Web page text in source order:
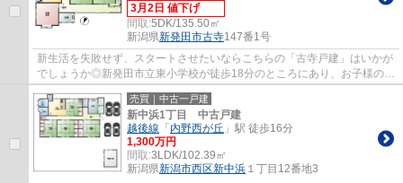
3月2日 値下げ
間取:5DK/135.50㎡
新潟県新発田市古寺147番1号
新生活を失敗せず、スタートさせたいならこちらの「古寺戸建」はいかが
でしょうか◎新発田市立東小学校が徒歩18分のところにあり、お子様の通
学も便利です◎新発田市にある羽越本線新発...
売買｜中古一戸建
新中浜1丁目 中古戸建
越後線 「 内野西が丘 」駅 徒歩16分
1,300万円
間取:3LDK/102.39㎡
新潟県新潟市西区新中浜 １丁目12番地3